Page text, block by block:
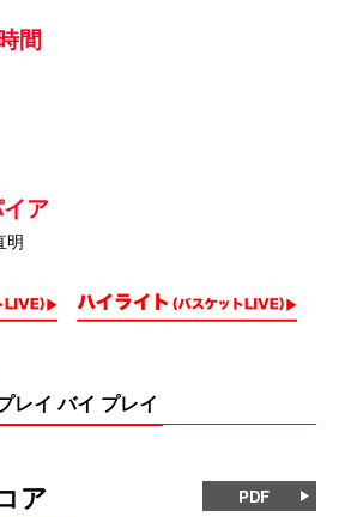
間
ア
明
レイ バイ プレイ
ア PDF